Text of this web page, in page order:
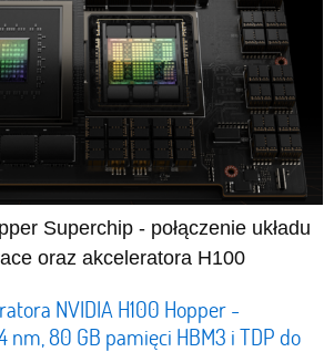
Superchip - połączenie układu
oraz akceleratora H100
NVIDIA H100 Hopper -
nm, 80 GB pamięci HBM3 i TDP do